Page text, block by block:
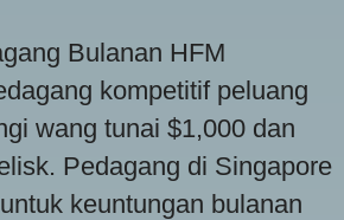
Bulanan HFM
kompetitif peluang
wang tunai $1,000 dan
Pedagang di Singapore
keuntungan bulanan